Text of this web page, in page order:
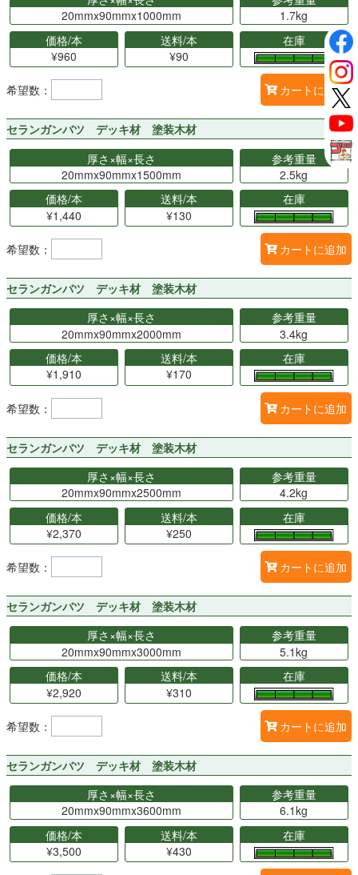
20mmx90mmx1000mm
1.7kg
価格/本
¥960
送料/本
¥90
在庫
希望数： カートに追加
セランガンバツ デッキ材 塗装木材
厚さ×幅×長さ
20mmx90mmx1500mm
参考重量
2.5kg
価格/本
¥1,440
送料/本
¥130
在庫
希望数： カートに追加
セランガンバツ デッキ材 塗装木材
厚さ×幅×長さ
20mmx90mmx2000mm
参考重量
3.4kg
価格/本
¥1,910
送料/本
¥170
在庫
希望数： カートに追加
セランガンバツ デッキ材 塗装木材
厚さ×幅×長さ
20mmx90mmx2500mm
参考重量
4.2kg
価格/本
¥2,370
送料/本
¥250
在庫
希望数： カートに追加
セランガンバツ デッキ材 塗装木材
厚さ×幅×長さ
20mmx90mmx3000mm
参考重量
5.1kg
価格/本
¥2,920
送料/本
¥310
在庫
希望数： カートに追加
セランガンバツ デッキ材 塗装木材
厚さ×幅×長さ
20mmx90mmx3600mm
参考重量
6.1kg
価格/本
¥3,500
送料/本
¥430
在庫